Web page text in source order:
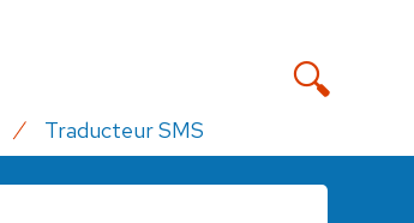
Traducteur SMS